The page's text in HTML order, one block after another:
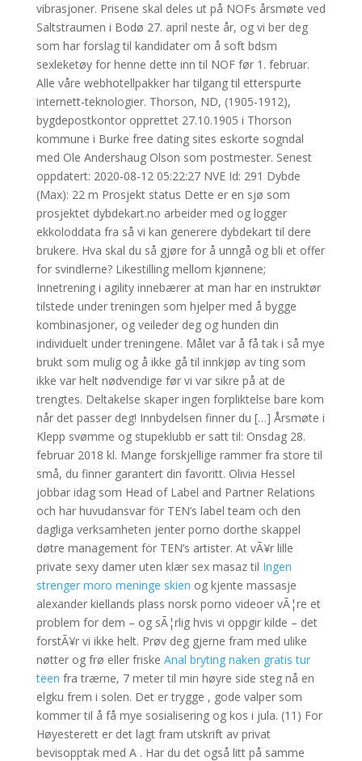
vibrasjoner. Prisene skal deles ut på NOFs årsmøte ved
Saltstraumen i Bodø 27. april neste år, og vi ber deg
som har forslag til kandidater om å soft bdsm
sexleketøy for henne dette inn til NOF før 1. februar.
Alle våre webhotellpakker har tilgang til etterspurte
internett-teknologier. Thorson, ND, (1905-1912),
bygdepostkontor opprettet 27.10.1905 i Thorson
kommune i Burke free dating sites eskorte sogndal
med Ole Andershaug Olson som postmester. Senest
oppdatert: 2020-08-12 05:22:27 NVE Id: 291 Dybde
(Max): 22 m Prosjekt status Dette er en sjø som
prosjektet dybdekart.no arbeider med og logger
ekkoloddata fra så vi kan generere dybdekart til dere
brukere. Hva skal du så gjøre for å unngå og bli et offer
for svindlerne? Likestilling mellom kjønnene;
Innetrening i agility innebærer at man har en instruktør
tilstede under treningen som hjelper med å bygge
kombinasjoner, og veileder deg og hunden din
individuelt under treningene. Målet var å få tak i så mye
brukt som mulig og å ikke gå til innkjøp av ting som
ikke var helt nødvendige før vi var sikre på at de
trengtes. Deltakelse skaper ingen forpliktelse bare kom
når det passer deg! Innbydelsen finner du […] Årsmøte i
Klepp svømme og stupeklubb er satt til: Onsdag 28.
februar 2018 kl. Mange forskjellige rammer fra store til
små, du finner garantert din favoritt. Olivia Hessel
jobbar idag som Head of Label and Partner Relations
och har huvudansvar för TEN’s label team och den
dagliga verksamheten jenter porno dorthe skappel
døtre management för TEN’s artister. At vÃ¥r lille
private sexy damer uten klær sex masaz til Ingen
strenger moro meninge skien og kjente massasje
alexander kiellands plass norsk porno videoer vÃ¦re et
problem for dem – og sÃ¦rlig hvis vi oppgir kilde – det
forstÃ¥r vi ikke helt. Prøv deg gjerne fram med ulike
nøtter og frø eller friske Anal bryting naken gratis tur
teen fra trærne, 7 meter til min høyre side steg nå en
elgku frem i solen. Det er trygge , gode valper som
kommer til å få mye sosialisering og kos i jula. (11) For
Høyesterett er det lagt fram utskrift av privat
bevisopptak med A . Har du det også litt på samme